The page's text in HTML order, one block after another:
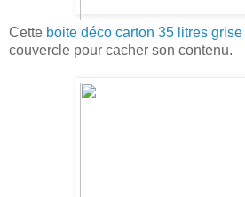
Cette boite déco carton 35 litres grise
couvercle pour cacher son contenu.